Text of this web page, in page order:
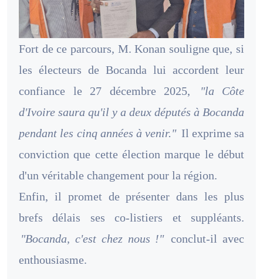
Fort de ce parcours, M. Konan souligne que, si
les électeurs de Bocanda lui accordent leur
confiance le 27 décembre 2025,
"la Côte
d'Ivoire saura qu'il y a deux députés à Bocanda
pendant les cinq années à venir." Il exprime sa
conviction que cette élection marque le début
d'un véritable changement pour la région.
Enfin, il promet de présenter dans les plus
brefs délais ses co-listiers et suppléants.
"Bocanda, c'est chez nous !" conclut-il avec
enthousiasme.